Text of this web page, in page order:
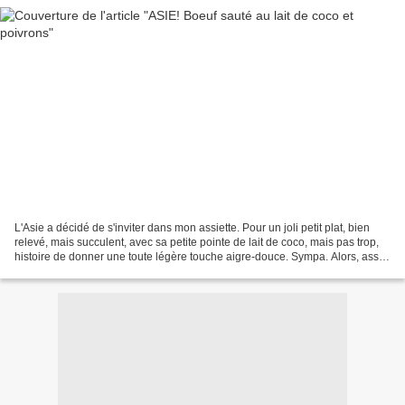
L'Asie a décidé de s'inviter dans mon assiette. Pour un joli petit plat, bien
relevé, mais succulent, avec sa petite pointe de lait de coco, mais pas trop,
histoire de donner une toute légère touche aigre-douce. Sympa. Alors, assez